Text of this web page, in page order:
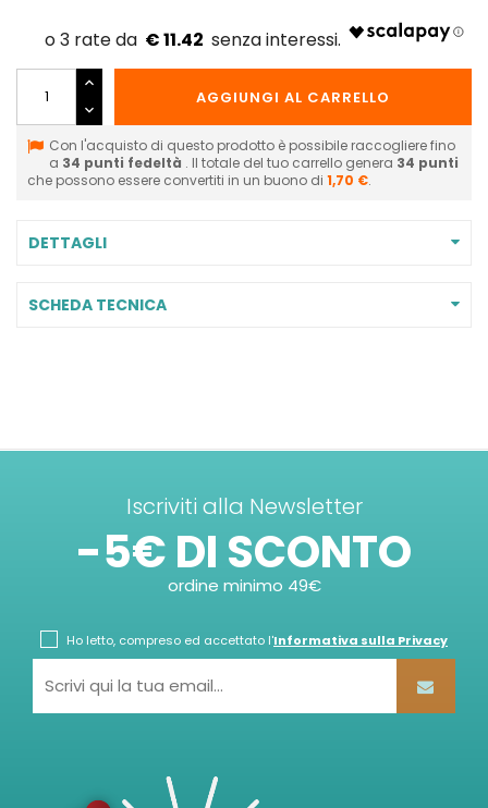
€ 11.42
AGGIUNGI AL CARRELLO
Con l'acquisto di questo prodotto è possibile raccogliere fino
a 34 punti fedeltà . Il totale del tuo carrello genera 34 punti
che possono essere convertiti in un buono di 1,70 €.
DETTAGLI
SCHEDA TECNICA
Iscriviti alla Newsletter
-5€ DI SCONTO
ordine minimo 49€
Ho letto, compreso ed accettato l'Informativa sulla Privacy